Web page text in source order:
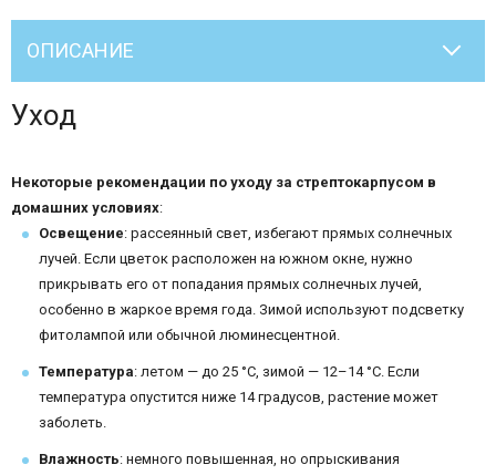
ОПИСАНИЕ
Уход
Некоторые рекомендации по уходу за стрептокарпусом в
домашних условиях:
Освещение: рассеянный свет, избегают прямых солнечных
лучей. Если цветок расположен на южном окне, нужно
прикрывать его от попадания прямых солнечных лучей,
особенно в жаркое время года. Зимой используют подсветку
фитолампой или обычной люминесцентной.
Температура: летом — до 25 °С, зимой — 12–14 °С. Если
температура опустится ниже 14 градусов, растение может
заболеть.
Влажность: немного повышенная, но опрыскивания